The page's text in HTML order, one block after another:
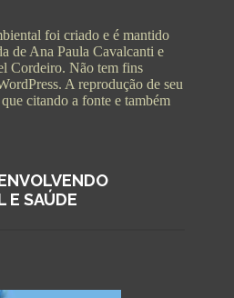
foi criado e é mantido
de Ana Paula Cavalcanti e
Cordeiro. Não tem fins
A reprodução de seu
citando a fonte e também
E SAÚDE